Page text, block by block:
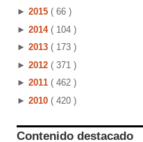
► 2015 ( 66 )
► 2014 ( 104 )
► 2013 ( 173 )
► 2012 ( 371 )
► 2011 ( 462 )
► 2010 ( 420 )
Contenido destacado